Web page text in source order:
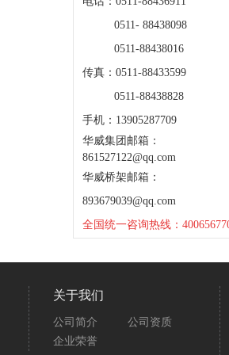
0511- 88438098
0511-88438016
传真：0511-88433599
0511-88438828
手机：13905287709
华威集团邮箱：
861527122@qq.com
华威桥架邮箱：
893679039@qq.com
全国统一咨询热线：
关于我们
公司简介
公司资质
企业荣誉